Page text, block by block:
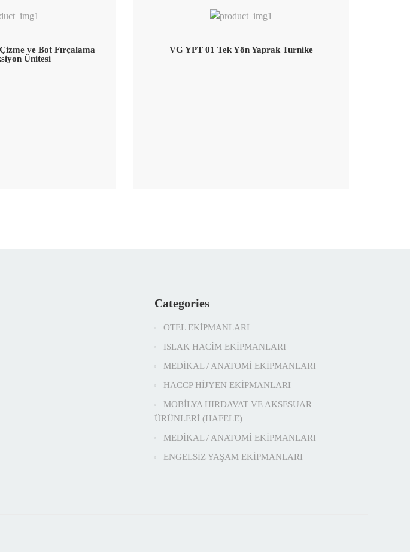
ve Bot Fırçalama
Ünitesi
VG YPT 01 Tek Yön Yaprak Turnike
Categories
OTEL EKİPMANLARI
ISLAK HACİM EKİPMANLARI
MEDİKAL / ANATOMİ EKİPMANLARI
HACCP HİJYEN EKİPMANLARI
MOBİLYA HIRDAVAT VE AKSESUAR
ÜRÜNLERİ (HAFELE)
MEDİKAL / ANATOMİ EKİPMANLARI
ENGELSİZ YAŞAM EKİPMANLARI